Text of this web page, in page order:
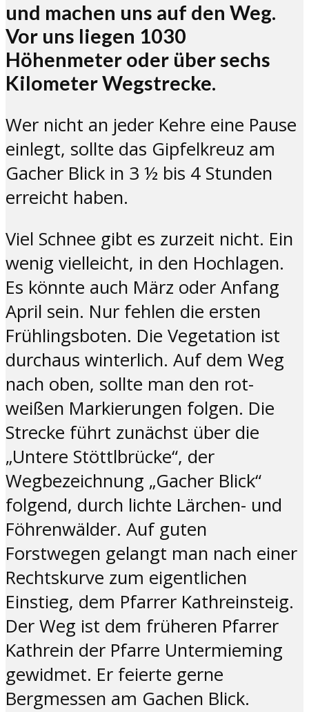
und machen uns auf den Weg.
Vor uns liegen 1030
Höhenmeter oder über sechs
Kilometer Wegstrecke.
Wer nicht an jeder Kehre eine Pause
einlegt, sollte das Gipfelkreuz am
Gacher Blick in 3 ½ bis 4 Stunden
erreicht haben.
Viel Schnee gibt es zurzeit nicht. Ein
wenig vielleicht, in den Hochlagen.
Es könnte auch März oder Anfang
April sein. Nur fehlen die ersten
Frühlingsboten. Die Vegetation ist
durchaus winterlich. Auf dem Weg
nach oben, sollte man den rot-
weißen Markierungen folgen. Die
Strecke führt zunächst über die
„Untere Stöttlbrücke“, der
Wegbezeichnung „Gacher Blick“
folgend, durch lichte Lärchen- und
Föhrenwälder. Auf guten
Forstwegen gelangt man nach einer
Rechtskurve zum eigentlichen
Einstieg, dem Pfarrer Kathreinsteig.
Der Weg ist dem früheren Pfarrer
Kathrein der Pfarre Untermieming
gewidmet. Er feierte gerne
Bergmessen am Gachen Blick.